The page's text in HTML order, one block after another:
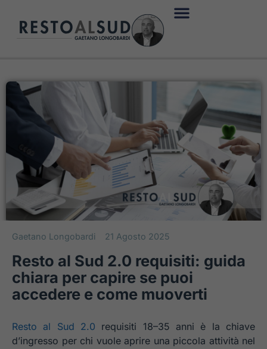
Gaetano Longobardi 21 Agosto 2025
Resto al Sud 2.0 requisiti: guida
chiara per capire se puoi
accedere e come muoverti
Resto al Sud 2.0 requisiti 18–35 anni è la chiave
d’ingresso per chi vuole aprire una piccola attività nel